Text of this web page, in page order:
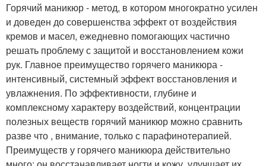
Горячий маникюр - метод, в котором многократно усилен
и доведен до совершенства эффект от воздействия
кремов и масел, ежедневно помогающих частично
решать проблему с защитой и восстановлением кожи
рук. Главное преимущество горячего маникюра -
интенсивный, системный эффект восстановления и
увлажнения. По эффективности, глубине и
комплексному характеру воздействий, концентрации
полезных веществ горячий маникюр можно сравнить
разве что , внимание, только с парафинотерапией.
Преимуществ у горячего маникюра действительно